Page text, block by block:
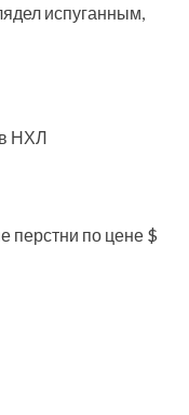
испуганным,
НХЛ
перстни по цене $